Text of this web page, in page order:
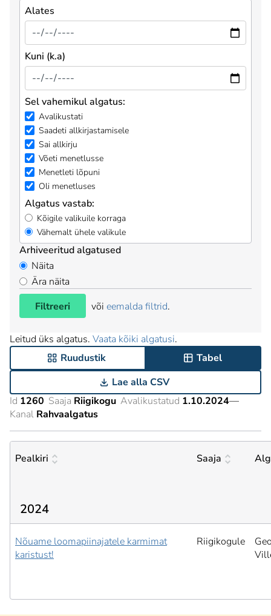
Alates
Kuni (k.a)
Sel vahemikul algatus:
Avalikustati
Saadeti allkirjastamisele
Sai allkirju
Võeti menetlusse
Menetleti lõpuni
Oli menetluses
Algatus vastab:
Kõigile valikuile korraga
Vähemalt ühele valikule
Arhiveeritud algatused
Näita
Ära näita
Filtreeri
või eemalda filtrid.
Leitud üks algatus. Vaata kõiki algatusi.
Ruudustik
Tabel
Lae alla CSV
Id 1260 Saaja Riigikogu Avalikustatud 1.10.2024—
Kanal Rahvaalgatus
Pealkiri Saaja
2024
Nõuame loomapiinajatele karmimat
karistust!
Riigikogule